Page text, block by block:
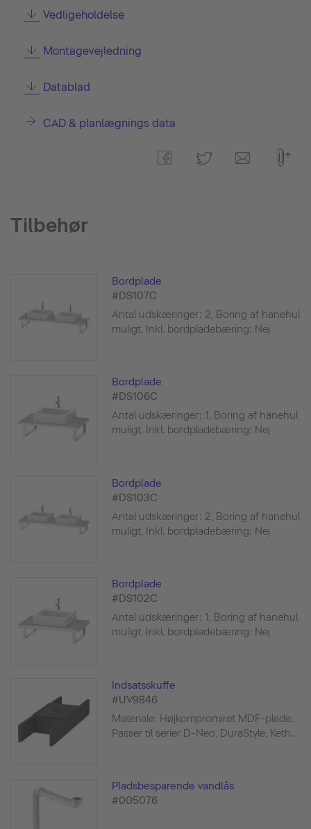
Vedligeholdelse
Montagevejledning
Datablad
CAD & planlægnings data
Tilbehør
Bordplade
#DS107C
Antal udskæringer: 2, Boring af hanehul
muligt, Inkl. bordpladebæring: Nej
Bordplade
#DS106C
Antal udskæringer: 1, Boring af hanehul
muligt, Inkl. bordpladebæring: Nej
Bordplade
#DS103C
Antal udskæringer: 2, Boring af hanehul
muligt, Inkl. bordpladebæring: Nej
Bordplade
#DS102C
Antal udskæringer: 1, Boring af hanehul
muligt, Inkl. bordpladebæring: Nej
Indsatsskuffe
#UV9846
Materiale: Højkompromiret MDF-plade,
Passer til serier D-Neo, DuraStyle, Keth...
Pladsbesparende vandlås
#005076